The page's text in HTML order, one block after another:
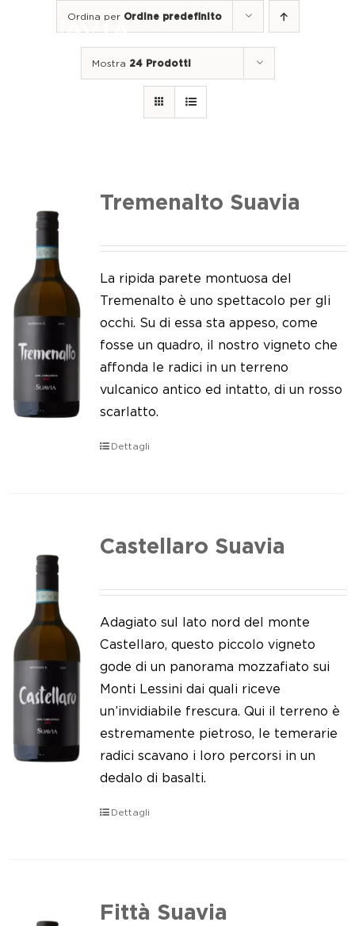
Il nostro lavoro
I nostri vigneti
Tappo a vite
Le nostre news
Ordina per Ordine predefinito
Mostra 24 Prodotti
Tremenalto Suavia
La ripida parete montuosa del
Tremenalto è uno spettacolo per gli
occhi. Su di essa sta appeso, come
fosse un quadro, il nostro vigneto che
affonda le radici in un terreno
vulcanico antico ed intatto, di un rosso
scarlatto.
Dettagli
Castellaro Suavia
Adagiato sul lato nord del monte
Castellaro, questo piccolo vigneto
gode di un panorama mozzafiato sui
Monti Lessini dai quali riceve
un’invidiabile frescura. Qui il terreno è
estremamente pietroso, le temerarie
radici scavano i loro percorsi in un
dedalo di basalti.
Dettagli
Fittà Suavia